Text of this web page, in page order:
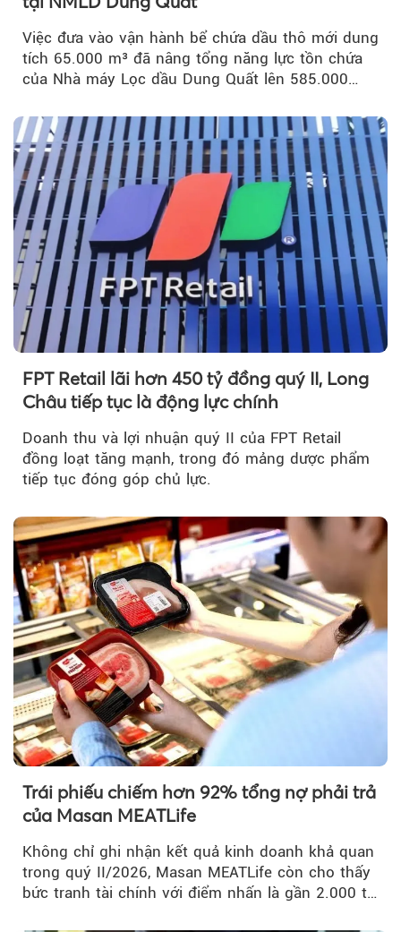
Việc đưa vào vận hành bể chứa dầu thô mới dung
tích 65.000 m³ đã nâng tổng năng lực tồn chứa
của Nhà máy Lọc dầu Dung Quất lên 585.000
FPT Retail lãi hơn 450 tỷ đồng quý II, Long
Châu tiếp tục là động lực chính
Doanh thu và lợi nhuận quý II của FPT Retail
đồng loạt tăng mạnh, trong đó mảng dược phẩm
tiếp tục đóng góp chủ lực.
Trái phiếu chiếm hơn 92% tổng nợ phải trả
của Masan MEATLife
Không chỉ ghi nhận kết quả kinh doanh khả quan
trong quý II/2026, Masan MEATLife còn cho thấy
bức tranh tài chính với điểm nhấn là gần 2.000 tỷ